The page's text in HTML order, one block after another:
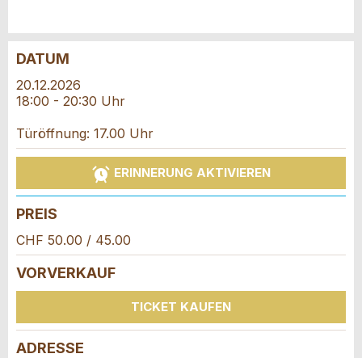
Anzeige beanstanden
Allgemeines Feedback
Anzeige nicht mehr gültig
Anzeige weiterempfehlen
* Eingabe erforderlich
Reservation
Veranstaltungsdatum *:
Anzahl der Teilnehmer *:
Vorname / Nachname *:
DATUM
20.12.2026
18:00 - 20:30 Uhr
Türöffnung: 17.00 Uhr
ERINNERUNG AKTIVIEREN
PREIS
CHF 50.00 / 45.00
VORVERKAUF
TICKET KAUFEN
ADRESSE